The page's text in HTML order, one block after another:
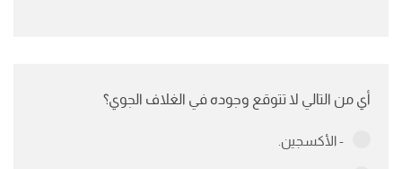
أي من التالي لا تتوقع وجوده في الغلاف الجوي؟
- الأكسجين.